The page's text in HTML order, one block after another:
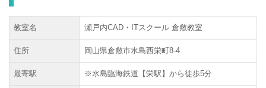
教室名 瀬戸内CAD・ITスクール 倉敷教室
住所 岡山県倉敷市水島西栄町8-4
最寄駅 ※水島臨海鉄道【栄駅】から徒歩5分